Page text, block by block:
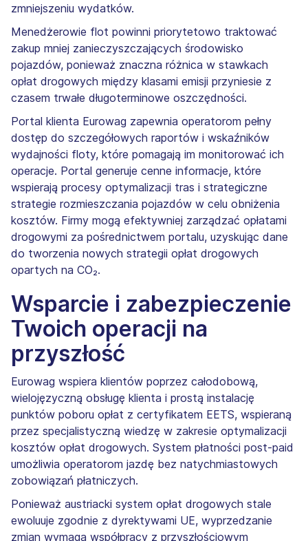
zmniejszeniu wydatków.
Menedżerowie flot powinni priorytetowo traktować
zakup mniej zanieczyszczających środowisko
pojazdów, ponieważ znaczna różnica w stawkach
opłat drogowych między klasami emisji przyniesie z
czasem trwałe długoterminowe oszczędności.
Portal klienta Eurowag zapewnia operatorom pełny
dostęp do szczegółowych raportów i wskaźników
wydajności floty, które pomagają im monitorować ich
operacje. Portal generuje cenne informacje, które
wspierają procesy optymalizacji tras i strategiczne
strategie rozmieszczania pojazdów w celu obniżenia
kosztów. Firmy mogą efektywniej zarządzać opłatami
drogowymi za pośrednictwem portalu, uzyskując dane
do tworzenia nowych strategii opłat drogowych
opartych na CO₂.
Wsparcie i zabezpieczenie
Twoich operacji na
przyszłość
Eurowag wspiera klientów poprzez całodobową,
wielojęzyczną obsługę klienta i prostą instalację
punktów poboru opłat z certyfikatem EETS, wspieraną
przez specjalistyczną wiedzę w zakresie optymalizacji
kosztów opłat drogowych. System płatności post-paid
umożliwia operatorom jazdę bez natychmiastowych
zobowiązań płatniczych.
Ponieważ austriacki system opłat drogowych stale
ewoluuje zgodnie z dyrektywami UE, wyprzedzanie
zmian wymaga współpracy z przyszłościowym